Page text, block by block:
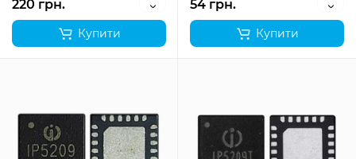
220 грн.
Купити
54 грн.
Купити